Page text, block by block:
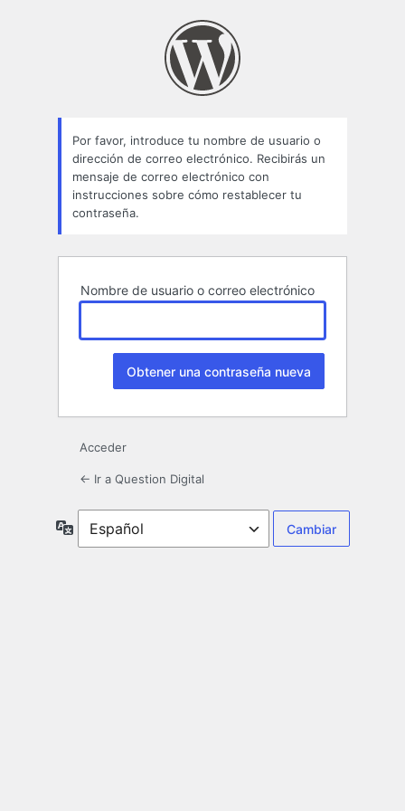
Por favor, introduce tu nombre de usuario o
dirección de correo electrónico. Recibirás un
mensaje de correo electrónico con
instrucciones sobre cómo restablecer tu
contraseña.
Nombre de usuario o correo electrónico
Acceder
← Ir a Question Digital
Idioma